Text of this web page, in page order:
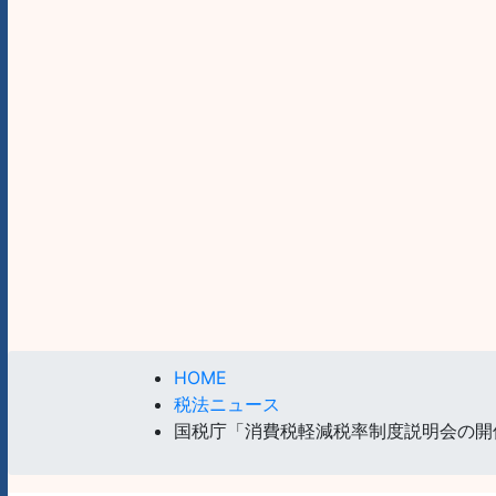
HOME
税法ニュース
国税庁「消費税軽減税率制度説明会の